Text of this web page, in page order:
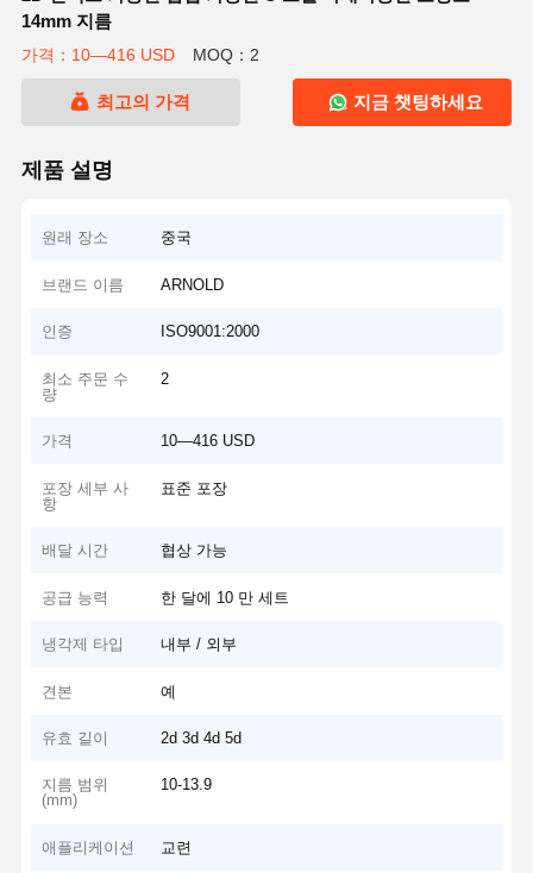
14mm 지름
가격：10—416 USD MOQ：2
최고의 가격 지금 챗팅하세요
제품 설명
원래 장소 중국
브랜드 이름 ARNOLD
인증 ISO9001:2000
최소 주문 수
량
2
가격 10—416 USD
포장 세부 사
항
표준 포장
배달 시간 협상 가능
공급 능력 한 달에 10 만 세트
냉각제 타입 내부 / 외부
견본 예
유효 길이 2d 3d 4d 5d
지름 범위
(mm)
10-13.9
애플리케이션 교련